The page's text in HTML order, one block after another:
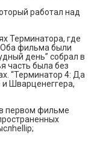
работал над
Терминатора, где
Оба фильма были
день” собрал в
часть была без
“Терминатор 4: Да
и Шварценеггера,
в первом фильме